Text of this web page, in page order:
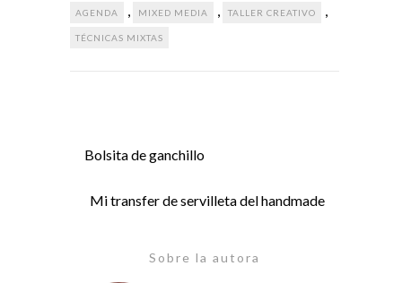
AGENDA , MIXED MEDIA , TALLER CREATIVO ,
TÉCNICAS MIXTAS
Bolsita de ganchillo
Mi transfer de servilleta del handmade
Sobre la autora